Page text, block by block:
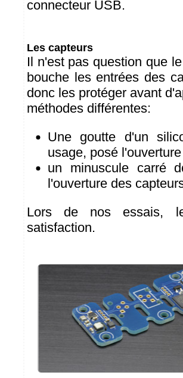
connecteur USB.
Les capteurs
Il n'est pas question que
bouche les entrées des
donc les protéger avant
méthodes différentes:
Une goutte d'un
usage, posé
un minuscule carré
l'ouverture des
Lors de nos essais,
satisfaction.